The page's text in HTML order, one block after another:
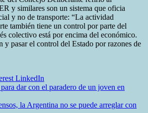
y similares son un sistema que oficia
y no de transporte: “La actividad
también tiene un control por parte del
colectivo está por encima del económico.
y pasar el control del Estado por razones de
LinkedIn
dar con el paradero de un joven en
la Argentina no se puede arreglar con